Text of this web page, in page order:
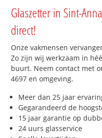
Glaszetter in Sint-
direct!
Onze vakmensen
Zo zijn wij werkzaam in
buurt. Neem contact met
4697 en omgeving.
Meer dan 25 jaar
Gegarandeerd de
15 jaar garantie op
24 uurs glasservice